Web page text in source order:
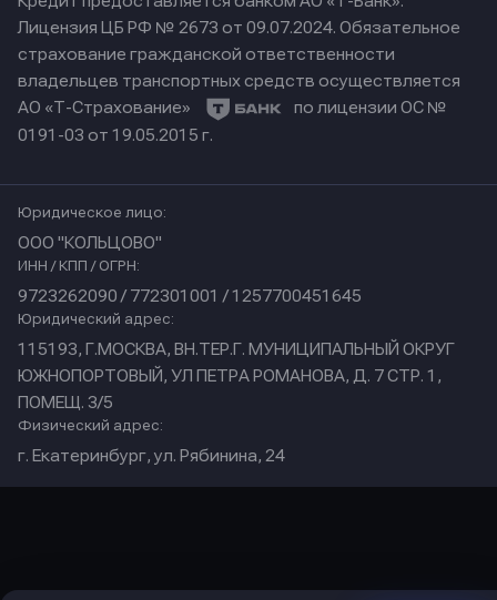
Лицензия ЦБ РФ № 2673 от 09.07.2024. Обязательное
страхование гражданской ответственности
владельцев транспортных средств осуществляется
АО «Т-Страхование»
по лицензии ОС №
0191-03 от 19.05.2015 г.
Юридическое лицо:
ООО "КОЛЬЦОВО"
ИНН / КПП / ОГРН:
9723262090 / 772301001 / 1257700451645
Юридический адрес:
115193, Г.МОСКВА, ВН.ТЕР.Г. МУНИЦИПАЛЬНЫЙ ОКРУГ
ЮЖНОПОРТОВЫЙ, УЛ ПЕТРА РОМАНОВА, Д. 7 СТР. 1,
ПОМЕЩ. 3/5
Физический адрес:
г. Екатеринбург, ул. Рябинина, 24